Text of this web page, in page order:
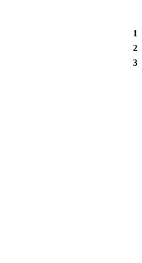
1
2
3